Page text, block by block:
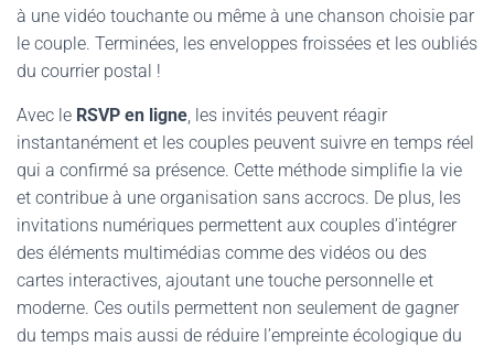
à une vidéo touchante ou même à une chanson choisie par
le couple. Terminées, les enveloppes froissées et les oubliés
du courrier postal !
Avec le RSVP en ligne, les invités peuvent réagir
instantanément et les couples peuvent suivre en temps réel
qui a confirmé sa présence. Cette méthode simplifie la vie
et contribue à une organisation sans accrocs. De plus, les
invitations numériques permettent aux couples d’intégrer
des éléments multimédias comme des vidéos ou des
cartes interactives, ajoutant une touche personnelle et
moderne. Ces outils permettent non seulement de gagner
du temps mais aussi de réduire l’empreinte écologique du